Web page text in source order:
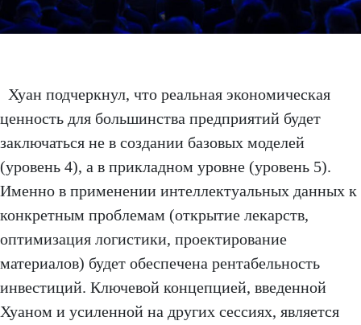
Хуан подчеркнул, что реальная экономическая
ценность для большинства предприятий будет
заключаться не в создании базовых моделей
(уровень 4), а в прикладном уровне (уровень 5).
Именно в применении интеллектуальных данных к
конкретным проблемам (открытие лекарств,
оптимизация логистики, проектирование
материалов) будет обеспечена рентабельность
инвестиций. Ключевой концепцией, введенной
Хуаном и усиленной на других сессиях, является